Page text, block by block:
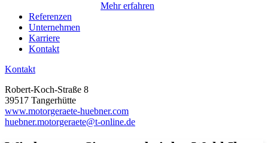
Mehr erfahren
Referenzen
Unternehmen
Karriere
Kontakt
Kontakt
Robert-Koch-Straße 8
39517 Tangerhütte
www.motorgeraete-huebner.com
huebner.motorgeraete@t-online.de